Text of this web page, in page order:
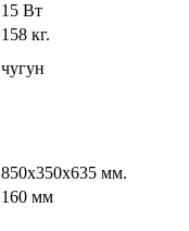
15 Вт
158 кг.
чугун
850х350х635 мм.
160 мм